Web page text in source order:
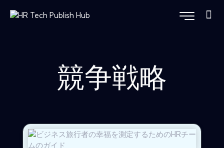
競争戦略